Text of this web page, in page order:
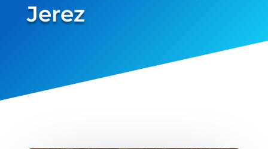
Jerez